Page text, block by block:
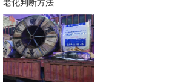
老化判断方法